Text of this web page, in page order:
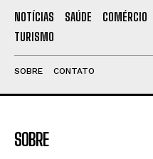
NOTÍCIAS SAÚDE COMÉRCIO
TURISMO
SOBRE CONTATO
SOBRE